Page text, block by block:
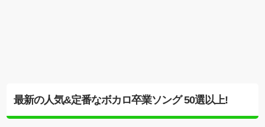
最新の人気&定番なボカロ卒業ソング 50選以上!